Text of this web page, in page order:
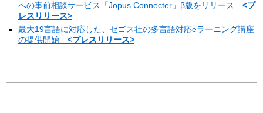
への事前相談サービス「Jopus Connecter」β版をリリース <プ
レスリリース>
最大19言語に対応した、セゴス社の多言語対応eラーニング講座
の提供開始 <プレスリリース>